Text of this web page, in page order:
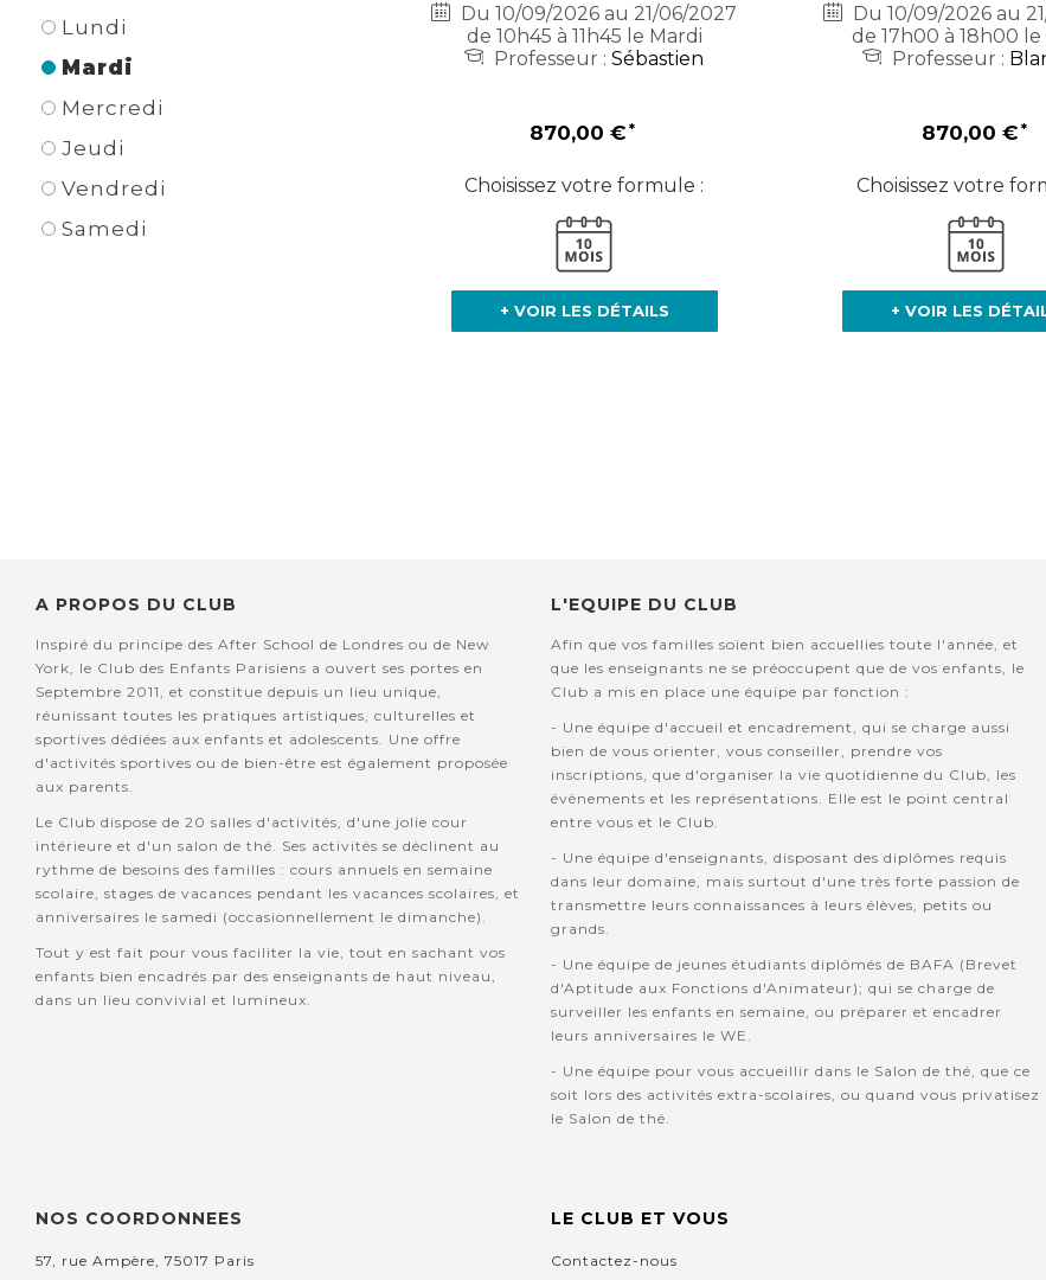
Du 10/09/2026 au 21/06/2027
de 10h45 à 11h45 le Mardi
Professeur :Sébastien
870,00 €
Choisissez votre formule :
+ VOIR LES DÉTAILS
Du 10/09/2026 au
de 17h00 à 18h00 le
Professeur :
870,00 €
Choisissez votre
+ VOIR LES
Lundi
Mardi
Mercredi
Jeudi
Vendredi
Samedi
A PROPOS DU CLUB
Inspiré du principe des After School de Londres ou de New
York, le Club des Enfants Parisiens a ouvert ses portes en
Septembre 2011, et constitue depuis un lieu unique,
réunissant toutes les pratiques artistiques, culturelles et
sportives dédiées aux enfants et adolescents. Une offre
d'activités sportives ou de bien-être est également proposée
aux parents.
Le Club dispose de 20 salles d'activités, d'une jolie cour
intérieure et d'un salon de thé. Ses activités se déclinent au
rythme de besoins des familles : cours annuels en semaine
scolaire, stages de vacances pendant les vacances scolaires, et
anniversaires le samedi (occasionnellement le dimanche).
Tout y est fait pour vous faciliter la vie, tout en sachant vos
enfants bien encadrés par des enseignants de haut niveau,
dans un lieu convivial et lumineux.
L'EQUIPE DU CLUB
Afin que vos familles soient bien accuellies toute l'année, et
que les enseignants ne se préoccupent que de vos enfants, le
Club a mis en place une équipe par fonction :
- Une équipe d'accueil et encadrement, qui se charge aussi
bien de vous orienter, vous conseiller, prendre vos
inscriptions, que d'organiser la vie quotidienne du Club, les
évènements et les représentations. Elle est le point central
entre vous et le Club.
- Une équipe d'enseignants, disposant des diplômes requis
dans leur domaine, mais surtout d'une très forte passion de
transmettre leurs connaissances à leurs élèves, petits ou
grands.
- Une équipe de jeunes étudiants diplômés de BAFA (Brevet
d'Aptitude aux Fonctions d'Animateur); qui se charge de
surveiller les enfants en semaine, ou préparer et encadrer
leurs anniversaires le WE.
- Une équipe pour vous accueillir dans le Salon de thé, que ce
soit lors des activités extra-scolaires, ou quand vous privatisez
le Salon de thé.
NOS COORDONNEES
57, rue Ampère, 75017 Paris
LE CLUB ET VOUS
Contactez-nous